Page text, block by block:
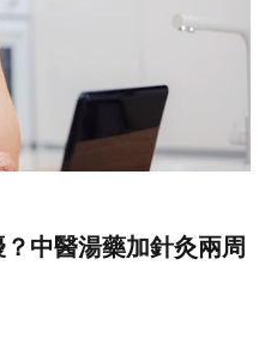
中醫湯藥加針灸兩周